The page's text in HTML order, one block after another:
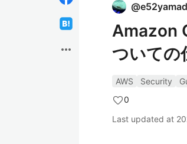
more_horiz
@
Amazon
ついての
AWS Security
0
Last updated at